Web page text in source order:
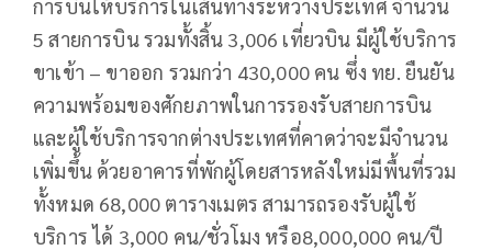
การบินให้บริการในเส้นทางระหว่างประเทศ จำนวน
5 สายการบิน รวมทั้งสิ้น 3,006 เที่ยวบิน มีผู้ใช้บริการ
ขาเข้า – ขาออก รวมกว่า 430,000 คน ซึ่ง ทย. ยืนยัน
ความพร้อมของศักยภาพในการรองรับสายการบิน
และผู้ใช้บริการจากต่างประเทศที่คาดว่าจะมีจำนวน
เพิ่มขึ้น ด้วยอาคารที่พักผู้โดยสารหลังใหม่มีพื้นที่รวม
ทั้งหมด 68,000 ตารางเมตร สามารถรองรับผู้ใช้
บริการ ได้ 3,000 คน/ชั่วโมง หรือ8,000,000 คน/ปี